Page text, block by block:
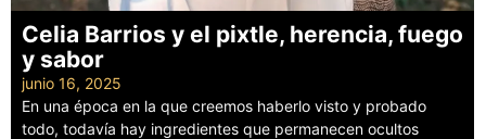
Celia Barrios y el pixtle, herencia, fuego
y sabor
junio 16, 2025
En una época en la que creemos haberlo visto y probado
todo, todavía hay ingredientes que permanecen ocultos